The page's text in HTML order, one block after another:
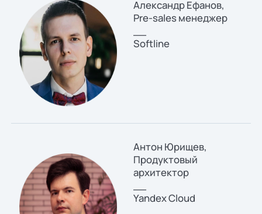
Александр Ефанов,
Pre-sales менеджер
Softline
Антон Юрищев,
Продуктовый
архитектор
Yandex Cloud